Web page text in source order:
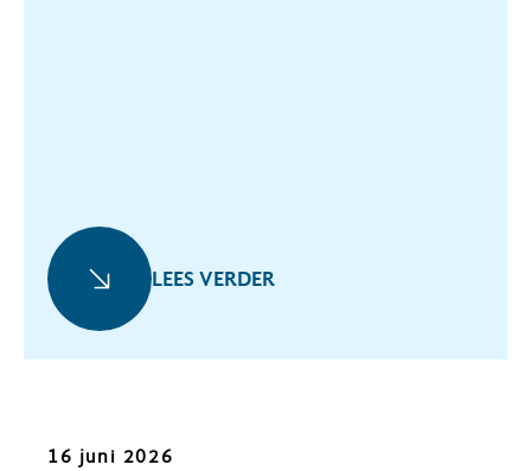
LEES VERDER
Oproep
16 juni 2026